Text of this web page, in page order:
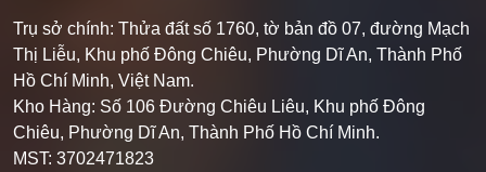
Trụ sở chính: Thửa đất số 1760, tờ bản đồ 07, đường Mạch
Thị Liễu, Khu phố Đông Chiêu, Phường Dĩ An, Thành Phố
Hồ Chí Minh, Việt Nam.
Kho Hàng: Số 106 Đường Chiêu Liêu, Khu phố Đông
Chiêu, Phường Dĩ An, Thành Phố Hồ Chí Minh.
MST: 3702471823